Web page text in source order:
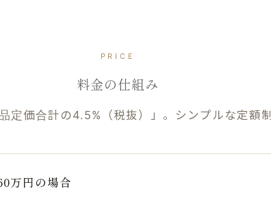
PRICE
料金の​仕組み
定価合計の4.5%（税抜）」。シンプルな定額
万円の場合